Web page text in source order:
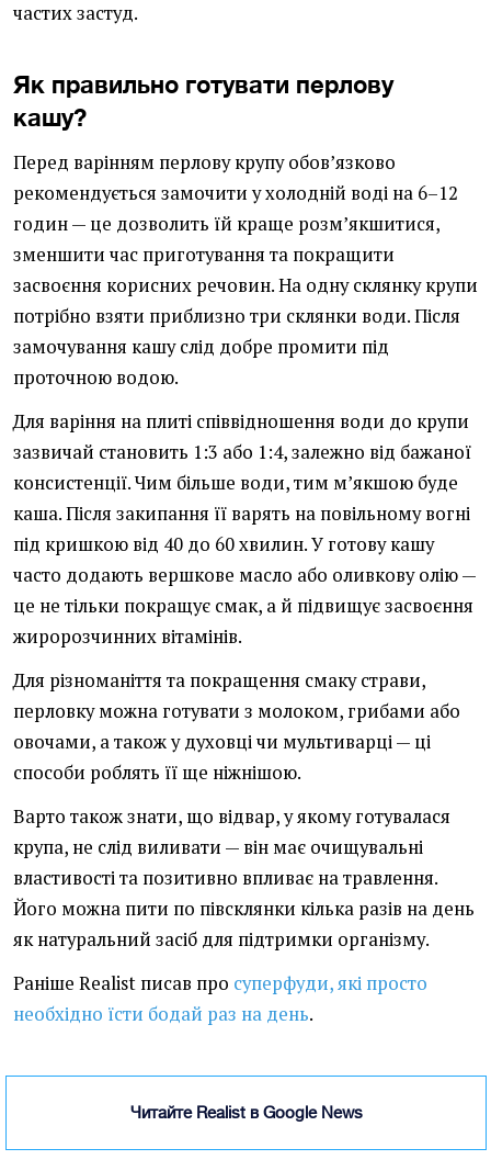
частих застуд.
Як правильно готувати перлову
кашу?
Перед варінням перлову крупу обов’язково
рекомендується замочити у холодній воді на 6–12
годин — це дозволить їй краще розм’якшитися,
зменшити час приготування та покращити
засвоєння корисних речовин. На одну склянку крупи
потрібно взяти приблизно три склянки води. Після
замочування кашу слід добре промити під
проточною водою.
Для варіння на плиті співвідношення води до крупи
зазвичай становить 1:3 або 1:4, залежно від бажаної
консистенції. Чим більше води, тим м’якшою буде
каша. Після закипання її варять на повільному вогні
під кришкою від 40 до 60 хвилин. У готову кашу
часто додають вершкове масло або оливкову олію —
це не тільки покращує смак, а й підвищує засвоєння
жиророзчинних вітамінів.
Для різноманіття та покращення смаку страви,
перловку можна готувати з молоком, грибами або
овочами, а також у духовці чи мультиварці — ці
способи роблять її ще ніжнішою.
Варто також знати, що відвар, у якому готувалася
крупа, не слід виливати — він має очищувальні
властивості та позитивно впливає на травлення.
Його можна пити по півсклянки кілька разів на день
як натуральний засіб для підтримки організму.
Раніше Realist писав про суперфуди, які просто
необхідно їсти бодай раз на день.
Читайте Realist в Google News